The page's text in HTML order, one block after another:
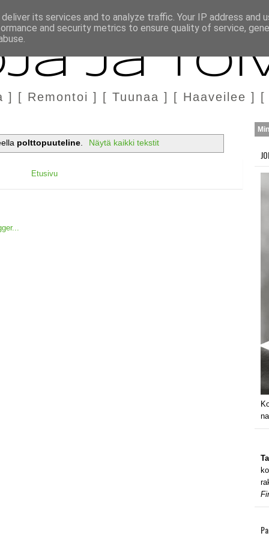
MARKKINOINTI & YHTEISTYÖ
ja
] [ Remontoi ] [ Tuunaa ] [ Haaveilee ] [
polttopuuteline. Näytä kaikki tekstit
Etusivu
its services and to analyze traffic. Your IP address and
and security metrics to ensure quality of service,